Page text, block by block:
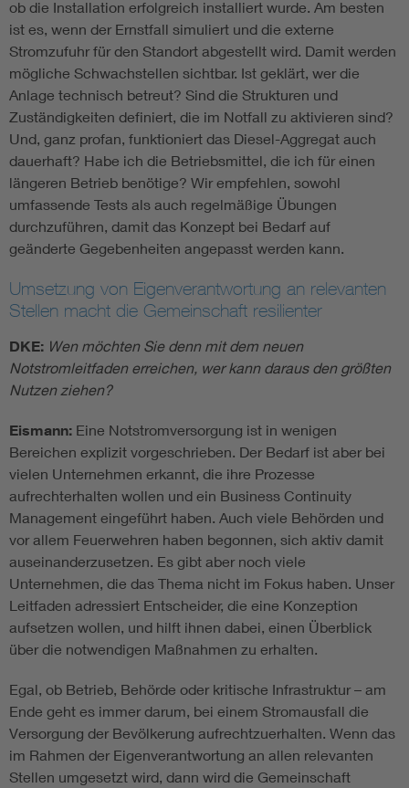
ob die Installation erfolgreich installiert wurde. Am besten
ist es, wenn der Ernstfall simuliert und die externe
Stromzufuhr für den Standort abgestellt wird. Damit werden
mögliche Schwachstellen sichtbar. Ist geklärt, wer die
Anlage technisch betreut? Sind die Strukturen und
Zuständigkeiten definiert, die im Notfall zu aktivieren sind?
Und, ganz profan, funktioniert das Diesel-Aggregat auch
dauerhaft? Habe ich die Betriebsmittel, die ich für einen
längeren Betrieb benötige? Wir empfehlen, sowohl
umfassende Tests als auch regelmäßige Übungen
durchzuführen, damit das Konzept bei Bedarf auf
geänderte Gegebenheiten angepasst werden kann.
Umsetzung von Eigenverantwortung an relevanten
Stellen macht die Gemeinschaft resilienter
DKE: Wen möchten Sie denn mit dem neuen
Notstromleitfaden erreichen, wer kann daraus den größten
Nutzen ziehen?
Eismann: Eine Notstromversorgung ist in wenigen
Bereichen explizit vorgeschrieben. Der Bedarf ist aber bei
vielen Unternehmen erkannt, die ihre Prozesse
aufrechterhalten wollen und ein Business Continuity
Management eingeführt haben. Auch viele Behörden und
vor allem Feuerwehren haben begonnen, sich aktiv damit
auseinanderzusetzen. Es gibt aber noch viele
Unternehmen, die das Thema nicht im Fokus haben. Unser
Leitfaden adressiert Entscheider, die eine Konzeption
aufsetzen wollen, und hilft ihnen dabei, einen Überblick
über die notwendigen Maßnahmen zu erhalten.
Egal, ob Betrieb, Behörde oder kritische Infrastruktur – am
Ende geht es immer darum, bei einem Stromausfall die
Versorgung der Bevölkerung aufrechtzuerhalten. Wenn das
im Rahmen der Eigenverantwortung an allen relevanten
Stellen umgesetzt wird, dann wird die Gemeinschaft